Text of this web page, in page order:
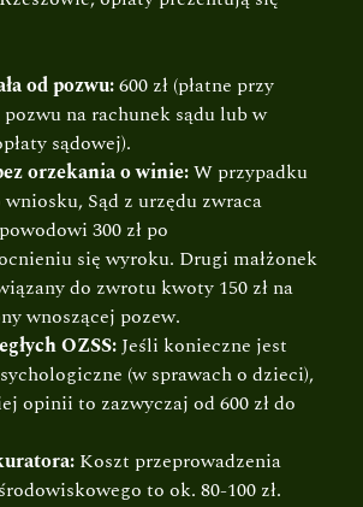
od pozwu:600 zł (płatne przy
pozwu na rachunek sądu lub w
sądowej).
orzekania o winie:W przypadku
Sąd z urzędu zwraca
300 zł po
się wyroku. Drugi małżonek
do zwrotu kwoty 150 zł na
wnoszącej pozew.
OZSS:Jeśli konieczne jest
(w sprawach o dzieci),
opinii to zazwyczaj od 600 zł do
Koszt przeprowadzenia
to ok. 80-100 zł.